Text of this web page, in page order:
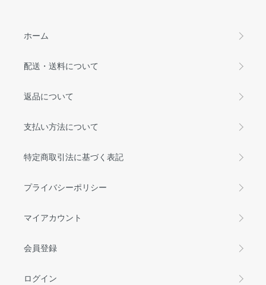
ホーム
配送・送料について
返品について
支払い方法について
特定商取引法に基づく表記
プライバシーポリシー
マイアカウント
会員登録
ログイン